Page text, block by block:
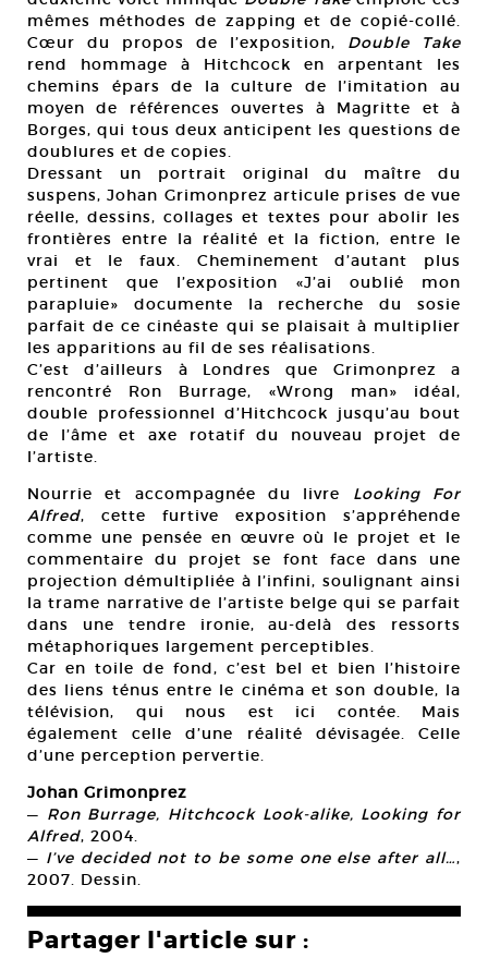
mêmes méthodes de zapping et de copié-collé.
Cœur du propos de l’exposition, Double Take
rend hommage à Hitchcock en arpentant les
chemins épars de la culture de l’imitation au
moyen de références ouvertes à Magritte et à
Borges, qui tous deux anticipent les questions de
doublures et de copies.
Dressant un portrait original du maître du
suspens, Johan Grimonprez articule prises de vue
réelle, dessins, collages et textes pour abolir les
frontières entre la réalité et la fiction, entre le
vrai et le faux. Cheminement d’autant plus
pertinent que l’exposition «J’ai oublié mon
parapluie» documente la recherche du sosie
parfait de ce cinéaste qui se plaisait à multiplier
les apparitions au fil de ses réalisations.
C’est d’ailleurs à Londres que Grimonprez a
rencontré Ron Burrage, «Wrong man» idéal,
double professionnel d’Hitchcock jusqu’au bout
de l’âme et axe rotatif du nouveau projet de
l’artiste.
Nourrie et accompagnée du livre Looking For
Alfred, cette furtive exposition s’appréhende
comme une pensée en œuvre où le projet et le
commentaire du projet se font face dans une
projection démultipliée à l’infini, soulignant ainsi
la trame narrative de l’artiste belge qui se parfait
dans une tendre ironie, au-delà des ressorts
métaphoriques largement perceptibles.
Car en toile de fond, c’est bel et bien l’histoire
des liens ténus entre le cinéma et son double, la
télévision, qui nous est ici contée. Mais
également celle d’une réalité dévisagée. Celle
d’une perception pervertie.
Johan Grimonprez
— Ron Burrage, Hitchcock Look-alike, Looking for
Alfred, 2004.
— I’ve decided not to be some one else after all…,
2007. Dessin.
Partager l'article sur :